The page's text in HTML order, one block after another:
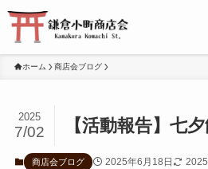
ホーム 商店会ブログ
【活動報告】七
2025
7/02
商店会ブログ 2025年6月18日